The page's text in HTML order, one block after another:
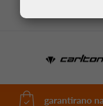
garantirano